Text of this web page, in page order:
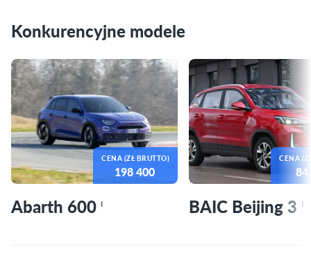
Konkurencyjne modele
CENA (ZŁ BRUTTO)
198 400
Abarth 600 I
CENA
84
BAIC Beijing 3 I